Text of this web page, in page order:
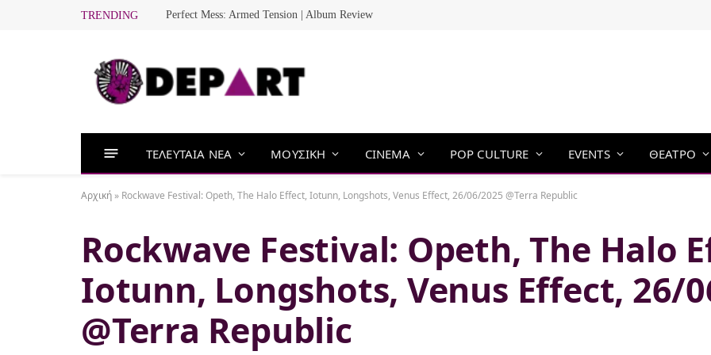
TRENDING Perfect Mess: Armed Tension | Album Review
ΤΕΛΕΥΤΑΙΑ ΝΕΑ ΜΟΥΣΙΚΗ CINEMA POP CULTURE EVENTS ΘΕΑΤΡΟ
Αρχική » Rockwave Festival: Opeth, The Halo Effect, Iotunn, Longshots, Venus Effect, 26/06/2025 @Terra Republic
Rockwave Festival: Opeth, The Halo
Iotunn, Longshots, Venus Effect, 26/
@Terra Republic